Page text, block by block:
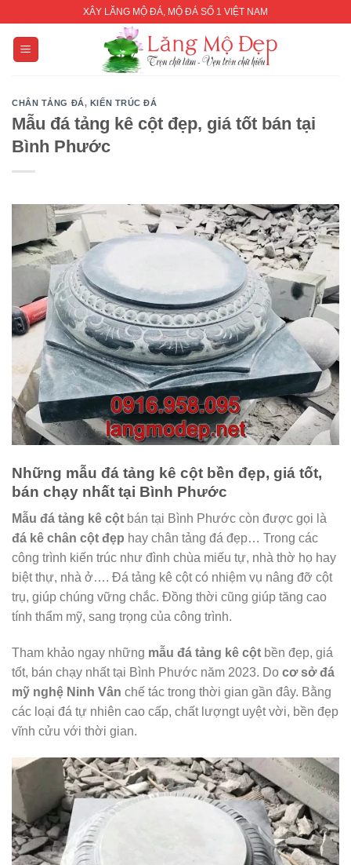
content
XÂY LĂNG MỘ ĐÁ, MỘ ĐÁ SỐ 1 VIỆT NAM
CHÂN TẢNG ĐÁ, KIẾN TRÚC ĐÁ
Mẫu đá tảng kê cột đẹp, giá tốt bán tại
Bình Phước
Những mẫu đá tảng kê cột bền đẹp, giá tốt,
bán chạy nhất tại Bình Phước
Mẫu đá tảng kê cột bán tại Bình Phước còn được gọi là
đá kê chân cột đẹp hay chân tảng đá đẹp… Trong các
công trình kiến trúc như đình chùa miếu tự, nhà thờ họ hay
biệt thự, nhà ở…. Đá tảng kê cột có nhiệm vụ nâng đỡ cột
trụ, giúp chúng vững chắc. Đồng thời cũng giúp tăng cao
tính thẩm mỹ, sang trọng của công trình.
Tham khảo ngay những mẫu đá tảng kê cột bền đẹp, giá
tốt, bán chạy nhất tại Bình Phước năm 2023. Do cơ sở đá
mỹ nghệ Ninh Vân chế tác trong thời gian gần đây. Bằng
các loại đá tự nhiên cao cấp, chất lượngt uyệt vời, bền đẹp
vĩnh cửu với thời gian.